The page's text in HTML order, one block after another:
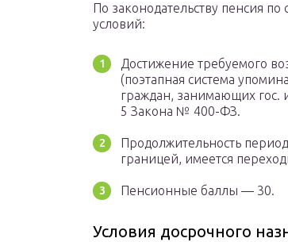
По законодательству пенсия
условий:
Достижение требуемого
(поэтапная система
граждан, занимающих гос.
5 Закона № 400-ФЗ.
Продолжительность
границей, имеется
Пенсионные баллы — 30.
Условия досрочного